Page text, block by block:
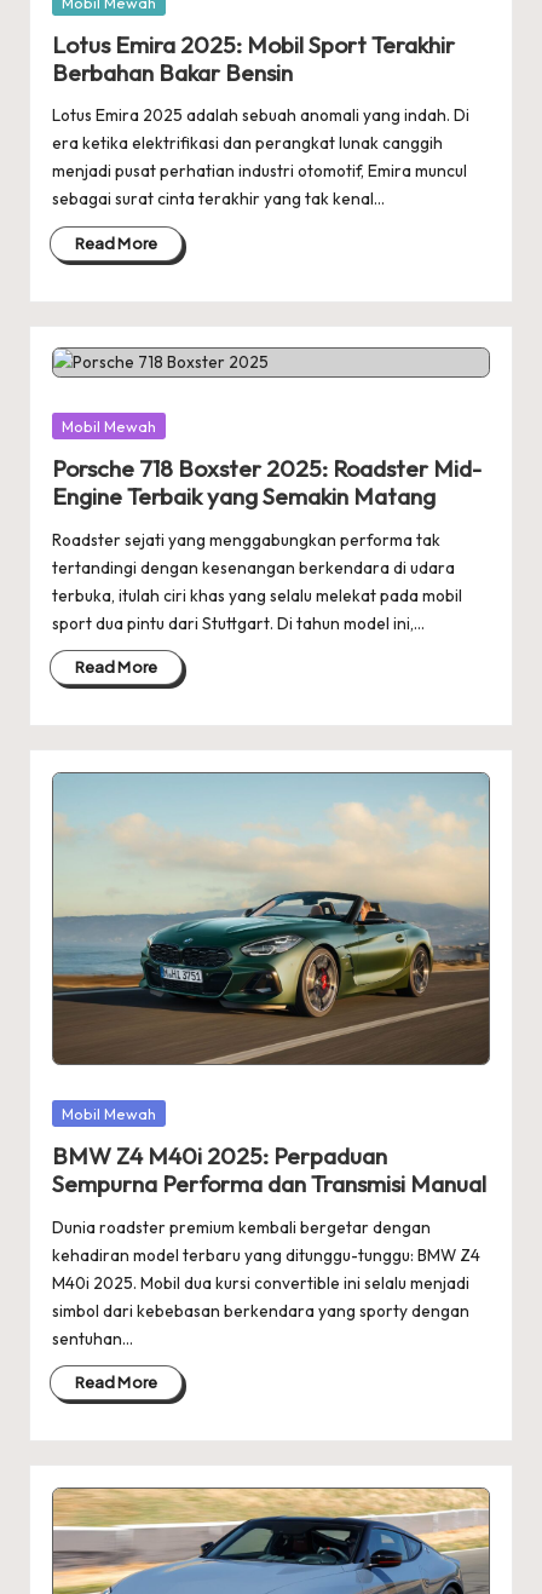
Lotus Emira 2025: Mobil Sport Terakhir
Berbahan Bakar Bensin
Lotus Emira 2025 adalah sebuah anomali yang indah. Di
era ketika elektrifikasi dan perangkat lunak canggih
menjadi pusat perhatian industri otomotif, Emira muncul
sebagai surat cinta terakhir yang tak kenal…
Read More
Posted
Mobil Mewah
Porsche 718 Boxster 2025: Roadster Mid-
Engine Terbaik yang Semakin Matang
Roadster sejati yang menggabungkan performa tak
tertandingi dengan kesenangan berkendara di udara
terbuka, itulah ciri khas yang selalu melekat pada mobil
sport dua pintu dari Stuttgart. Di tahun model ini,…
Read More
Posted
Mobil Mewah
BMW Z4 M40i 2025: Perpaduan
Sempurna Performa dan Transmisi Manual
Dunia roadster premium kembali bergetar dengan
kehadiran model terbaru yang ditunggu-tunggu: BMW Z4
M40i 2025. Mobil dua kursi convertible ini selalu menjadi
simbol dari kebebasan berkendara yang sporty dengan
sentuhan…
Read More